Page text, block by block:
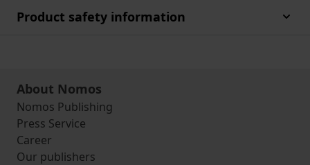
Product safety information
About Nomos
Nomos Publishing
Press Service
Career
Our publishers